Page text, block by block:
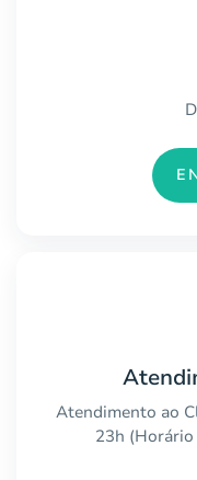
Atendimento ao
23h (Horário